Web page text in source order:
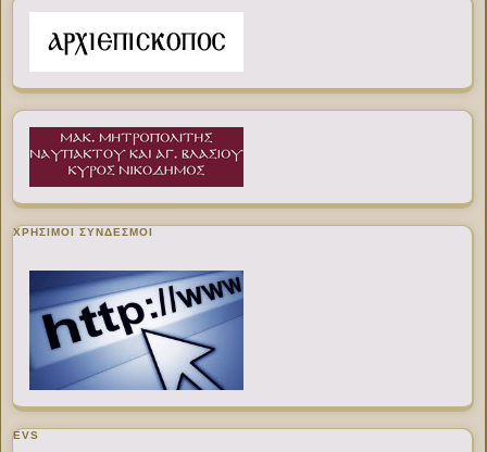
ΧΡΉΣΙΜΟΙ ΣΎΝΔΕΣΜΟΙ
EVS